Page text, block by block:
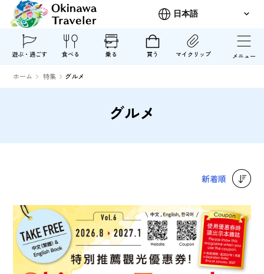
遊ぶ・過ごす 食べる 乗る 買う マイクリップ メニュー
ホーム 特集 グルメ
グルメ
新着順